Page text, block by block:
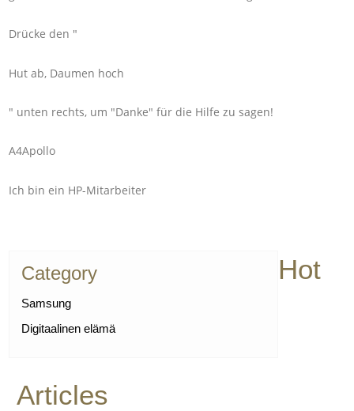
Drücke den "
Hut ab, Daumen hoch
" unten rechts, um "Danke" für die Hilfe zu sagen!
A4Apollo
Ich bin ein HP-Mitarbeiter
Category
Samsung
Digitaalinen elämä
Hot
Articles